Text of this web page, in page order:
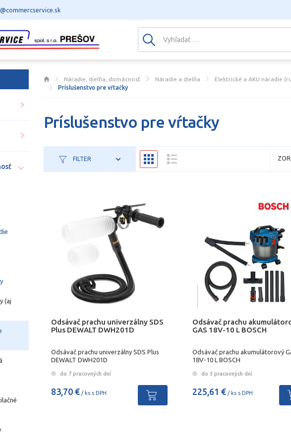
Náradie, dielňa, domácnosť Náradie a dielňa Elektrické a AKU náradie
Príslušenstvo pre vŕtačky
Príslušenstvo pre vŕtačky
FILTER
Odsávač prachu univerzálny SDS
Plus DEWALT DWH201D
Odsávač prachu univerzálny SDS Plus
DEWALT DWH201D
do 7 pracovných dní
83,70 € / ks s DPH
Odsávač prachu
GAS 18V-10 L BOSCH
Odsávač prachu akumulátorový
18V-10 L BOSCH
do 3 pracovných dní
225,61 €/ ks s DPH
(aj